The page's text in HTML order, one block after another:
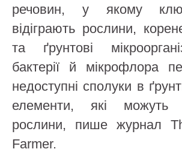
речовин, у якому
відіграють рослини,
та ґрунтові
бактерії й мікрофлора
недоступні сполуки в
елементи, які можуть
рослини, пише журнал
Farmer.